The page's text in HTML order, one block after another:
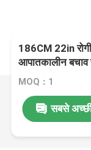
186CM 22in
आपातकालीन
MOQ：1
सबसे